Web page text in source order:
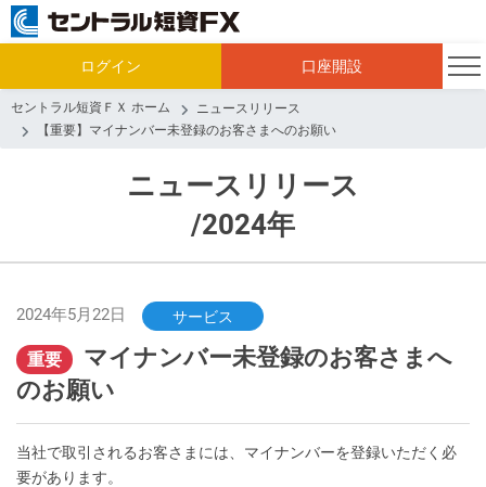
ログイン 口座開設
セントラル短資ＦＸ ホーム
ニュースリリース
【重要】マイナンバー未登録のお客さまへのお願い
ニュースリリース
/2024年
2024年5月22日 サービス
重要
マイナンバー未登録のお客さまへ
のお願い
当社で取引されるお客さまには、マイナンバーを登録いただく必
要があります。